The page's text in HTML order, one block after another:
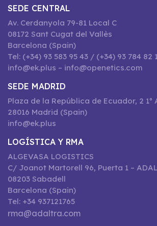
SEDE CENTRAL
Av. Cerdanyola 79-81 Local C
08172 Sant Cugat del Vallès
Barcelona (Spain)
Tel: (+34) 93 583 95 43 / (+34) 93 784 82
info@ek.plus – info@openetics.com
SEDE MADRID
Plaza de la República de Ecuador, 2 1º
28016 Madrid (Spain)
info@ek.plus
LOGÍSTICA Y RMA
ALGEVASA LOGISTICS
C/ Joanot Martorell 96, Puerta 1 –
08203 Sabadell
Barcelona (Spain)
Tel: +34 937121765
rma@adaltra.com